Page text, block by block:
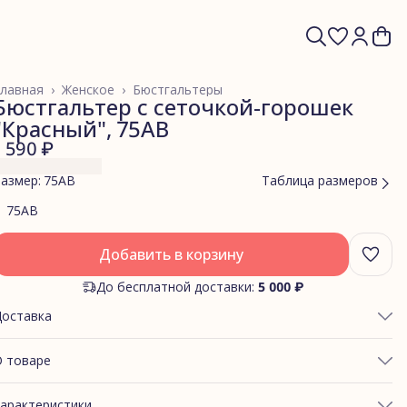
Бюстгальтеры
Женское ›
›
с сеточкой-горошек
75AB
590 ₽
75AB
Таблица размеров
75AB
Добавить в корзину
До бесплатной доставки: 5 000 ₽
товаре
ГРУДИ:84-89